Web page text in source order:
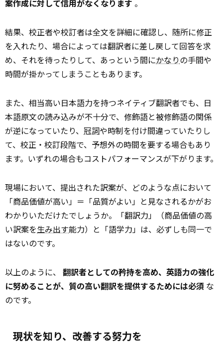
案作成に対して信用がなくなります 。
結果、校正者や校訂者は全文を詳細に確認し、随所に修正
を入れたり、場合によっては翻訳者に差し戻して回答を求
め、それを待ったりして、あっという間にかなりの手間や
時間が掛かってしまうこともあります。
また、相当高い日本語力を持つネイティブ翻訳者でも、日
本語原文の読み込みが不十分で、修飾語と被修飾語の関係
が逆になっていたり、 冠詞や時制を付け間違っていたりし
て、校正・校訂段階で、予想外の時間を要する場合もあり
ます。いずれの場合もコストパフォーマンスが下がります。
現場において、提出された訳案が、どのような点において
「商品価値が高い」＝「品質がよい」と見なされるかがお
わかりいただけたでしょうか。「翻訳力」（商品価値の高
い訳案を生み出す能力）と「語学力」は、必ずしも同一で
はないのです。
以上のように、 翻訳者としての矜持を高め、英語力の強化
に努めることが、質の高い翻訳を提供するためには必須 な
のです。
現状を知り、改善する努力を